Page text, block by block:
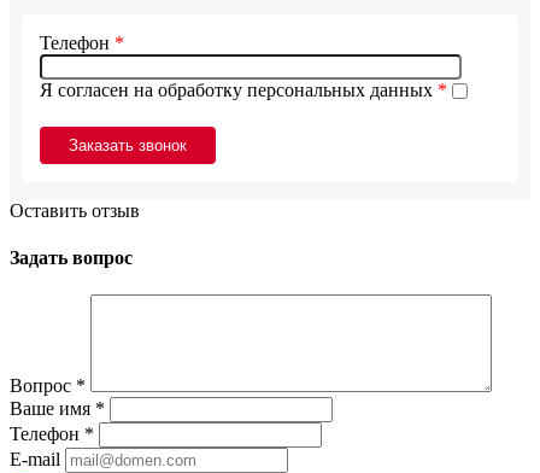
Я согласен на обработку персональных данных *
Телефон *
Оставить отзыв
Задать вопрос
Вопрос *
Ваше имя *
Телефон *
E-mail